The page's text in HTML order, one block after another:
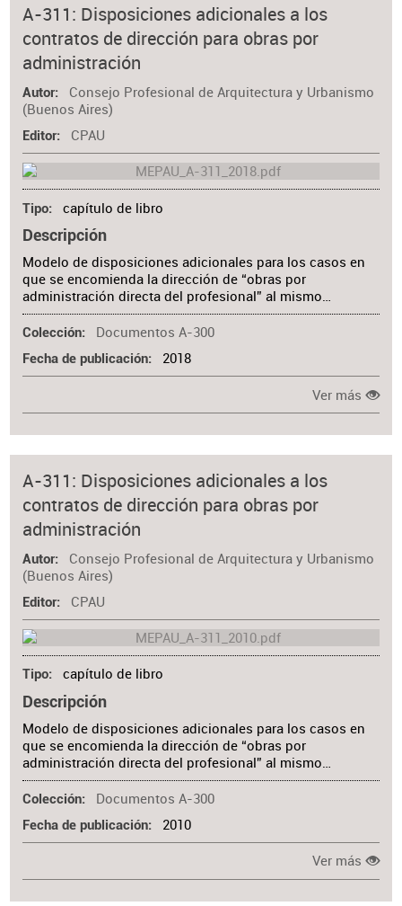
A-311: Disposiciones adicionales a los
contratos de dirección para obras por
administración
Autor
Consejo Profesional de Arquitectura y Urbanismo
(Buenos Aires)
Editor CPAU
Tipo capítulo de libro
Descripción
Modelo de disposiciones adicionales para los casos en
que se encomienda la dirección de “obras por
administración directa del profesional” al mismo…
Colección Documentos A-300
Fecha de publicación 2018
Ver más
A-311: Disposiciones adicionales a los
contratos de dirección para obras por
administración
Autor
Consejo Profesional de Arquitectura y Urbanismo
(Buenos Aires)
Editor CPAU
Tipo capítulo de libro
Descripción
Modelo de disposiciones adicionales para los casos en
que se encomienda la dirección de “obras por
administración directa del profesional” al mismo…
Colección Documentos A-300
Fecha de publicación 2010
Ver más